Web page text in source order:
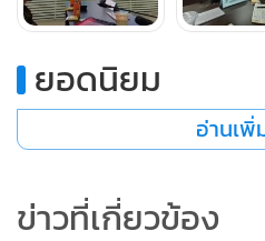
นาคะเสถียร ร่วมกันกล่าวว่า วัน
ชาติ สัตว์ป่า และพันธุ์พืช ร่วมหา
รวมถึงข้อเสนอแนะ เพื่อนำไปปรั
ผลกระทบสิ่งแวดล้อม (EIA) ก่อน
พิจารณารายงานการประเมินผล
ยอดนิยม
อ่านเพิ่
ข่าวที่เกี่ยวข้อง